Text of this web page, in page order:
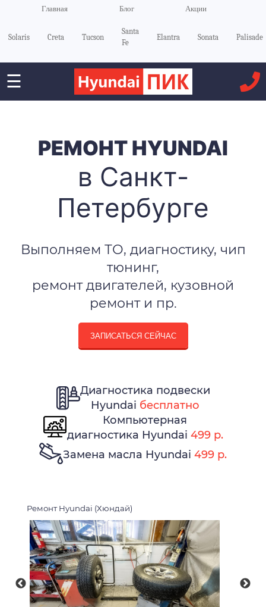
Главная Блог Акции
Solaris Creta Tucson
Santa
Fe
Elantra Sonata Palisade
☰
РЕМОНТ HYUNDAI
в Санкт-
Петербурге
Выполняем ТО, диагностику, чип
тюнинг,
ремонт двигателей, кузовной
ремонт и пр.
ЗАПИСАТЬСЯ СЕЙЧАС
Диагностика подвески
Hyundai бесплатно
Компьютерная
диагностика Hyundai 499 р.
Замена масла Hyundai 499 р.
Ремонт Hyundai (Хюндай)